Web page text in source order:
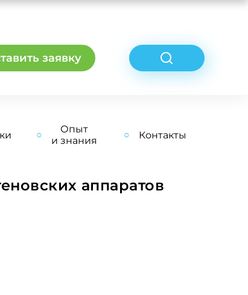
заявку
Опыт
и знания
Контакты
аппаратов